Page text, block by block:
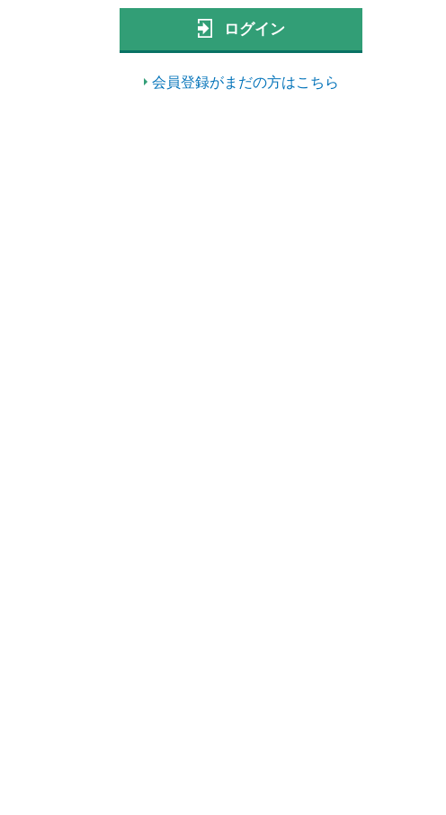
ログイン
会員登録がまだの方はこちら